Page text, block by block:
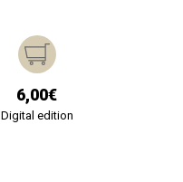
6,00€
Digital edition